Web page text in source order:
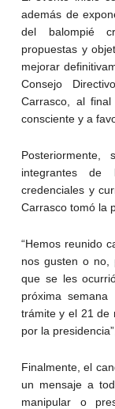
además de
del balompié
propuestas y
mejorar
Consejo
Carrasco, al
consciente y a
integrantes de
credenciales y
Carrasco tomó la
“Hemos reunido
nos gusten o no,
que se les
próxima
trámite y el 21 de
por la
Finalmente, el
un mensaje a
manipular o